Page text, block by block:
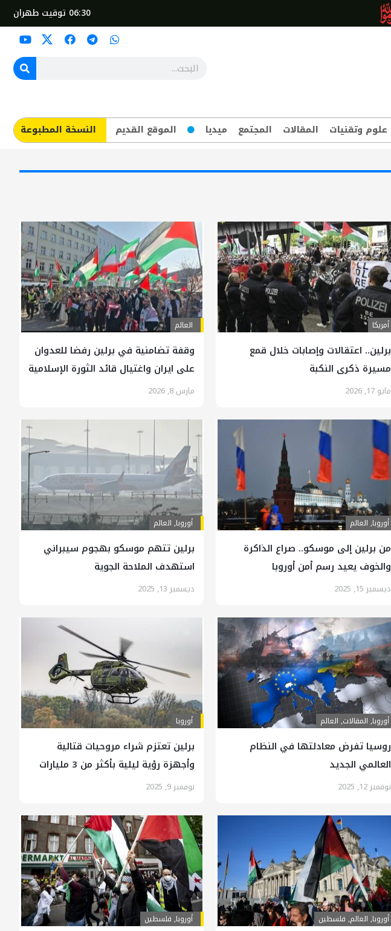
06:30 توقيت طهران
علوم وتقنيات المقالات المجتمع ميديا الموقع القديم ​النسخة المطبوعة
أمريكا
برلين.. اعتقالات وإصابات خلال قمع
مسيرة ذكرى النكبة
مايو 17, 2026
العالم
وقفة تضامنية في برلين رفضا للعدوان
على ايران واغتيال قائد الثورة الإسلامیة
مارس 8, 2026
أوروبا, العالم
من برلين إلى موسكو.. صراع الذاكرة
والخوف يعيد رسم أمن أوروبا
ديسمبر 15, 2025
أوروبا, العالم
برلين تتهم موسكو بهجوم سيبراني
استهدف الملاحة الجوية
ديسمبر 13, 2025
أوروبا, المقالات, العالم
روسيا تفرض معادلتها في النظام
العالمي الجديد
نوفمبر 12, 2025
أوروبا
برلين تعتزم شراء مروحيات قتالية
وأجهزة رؤية ليلية بأكثر من 3 مليارات
دولار
نوفمبر 9, 2025
أوروبا, العالم, فلسطين أوروبا, فلسطين